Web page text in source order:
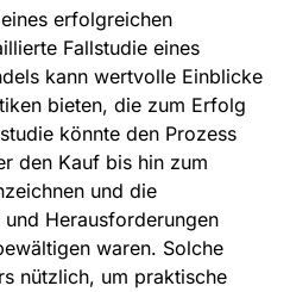
erfolgreichen
Fallstudie eines
kann wertvolle Einblicke
bieten, die zum Erfolg
könnte den Prozess
den Kauf bis hin zum
und die
Herausforderungen
waren. Solche
nützlich, um praktische